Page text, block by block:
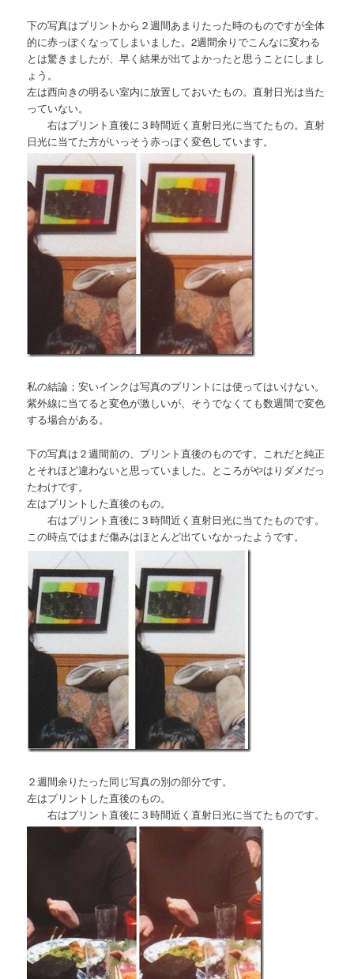
下の写真はプリントから２週間あまりたった時のものですが全体
的に赤っぽくなってしまいました。2週間余りでこんなに変わる
とは驚きましたが、早く結果が出てよかったと思うことにしまし
ょう。
左は西向きの明るい室内に放置しておいたもの。直射日光は当た
っていない。
右はプリント直後に３時間近く直射日光に当てたもの。直射
日光に当てた方がいっそう赤っぽく変色しています。
私の結論；安いインクは写真のプリントには使ってはいけない。
紫外線に当てると変色が激しいが、そうでなくても数週間で変色
する場合がある。
下の写真は２週間前の、プリント直後のものです。これだと純正
とそれほど違わないと思っていました。ところがやはりダメだっ
たわけです。
左はプリントした直後のもの。
右はプリント直後に３時間近く直射日光に当てたものです。
この時点ではまだ傷みはほとんど出ていなかったようです。
２週間余りたった同じ写真の別の部分です。
左はプリントした直後のもの。
右はプリント直後に３時間近く直射日光に当てたものです。